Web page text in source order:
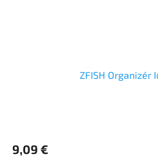
ZFISH Organizér
9,09 €